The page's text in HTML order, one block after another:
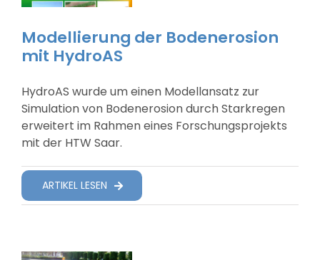
Modellierung der Bodenerosion
mit HydroAS
HydroAS wurde um einen Modellansatz zur
Simulation von Bodenerosion durch Starkregen
erweitert im Rahmen eines Forschungsprojekts
mit der HTW Saar.
ARTIKEL LESEN